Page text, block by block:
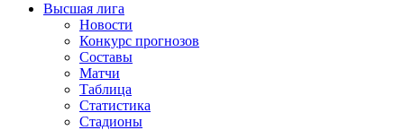
Высшая лига
Новости
Конкурс прогнозов
Составы
Матчи
Таблица
Статистика
Стадионы